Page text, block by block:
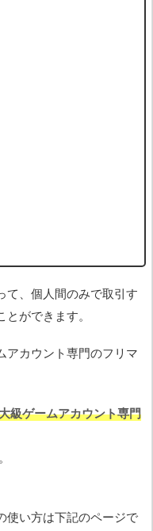
て、個人間のみで取引す
ができます。
アカウント専門のフリマ
級ゲームアカウント専門
使い方は下記のページで